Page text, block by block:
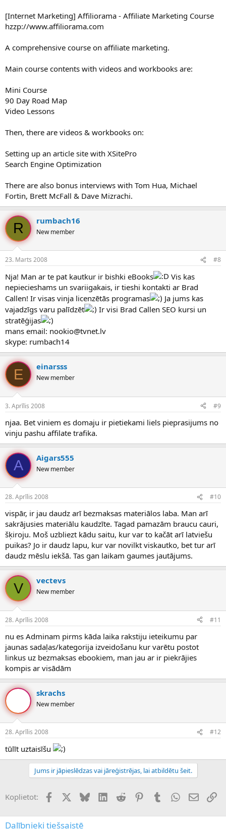
[Internet Marketing] Affiliorama - Affiliate Marketing Course
hzzp://www.affiliorama.com
A comprehensive course on affiliate marketing.
Main course contents with videos and workbooks are:
Mini Course
90 Day Road Map
Video Lessons
Then, there are videos & workbooks on:
Setting up an article site with XSitePro
Search Engine Optimization
There are also bonus interviews with Tom Hua, Michael
Fortin, Brett McFall & Dave Mizrachi.
R rumbach16
New member
23. Marts 2008 #8
Nja! Man ar te pat kautkur ir bishki eBooks
Vis kas
nepiecieshams un svariigakais, ir tieshi kontakti ar Brad
Callen! Ir visas vinja licenzētās programas
Ja jums kas
vajadzīgs varu palīdzēt
Ir visi Brad Callen SEO kursi un
stratēģijas
mans email: nookio@tvnet.lv
skype: rumbach14
E einarsss
New member
3. Aprīlis 2008 #9
njaa. Bet viniem es domaju ir pietiekami liels pieprasijums no
vinju pashu affilate trafika.
A Aigars555
New member
28. Aprīlis 2008 #10
vispār, ir jau daudz arī bezmaksas materiālos laba. Man arī
sakrājusies materiālu kaudzīte. Tagad pamazām braucu cauri,
šķiroju. Moš uzbliezt kādu saitu, kur var to kačāt arī latviešu
puikas? Jo ir daudz lapu, kur var novilkt viskautko, bet tur arī
daudz mēslu iekšā. Tas gan laikam gaumes jautājums.
V vectevs
New member
28. Aprīlis 2008 #11
nu es Adminam pirms kāda laika rakstiju ieteikumu par
jaunas sadaļas/kategorija izveidošanu kur varētu postot
linkus uz bezmaksas ebookiem, man jau ar ir piekrājies
kompis ar visādām
skrachs
New member
28. Aprīlis 2008 #12
tūlīt uztaisīšu
Jums ir jāpieslēdzas vai jāreģistrējas, lai atbildētu šeit.
Koplietot: FacebookX (Twitter)
BlueskyLinkedInReddit PinterestTumblrWhatsApp
E-pasts
Dalībnieki tiešsaistē